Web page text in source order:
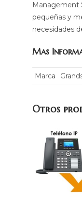
Management
pequeñas y
necesidades
Mas
Marca
Otros